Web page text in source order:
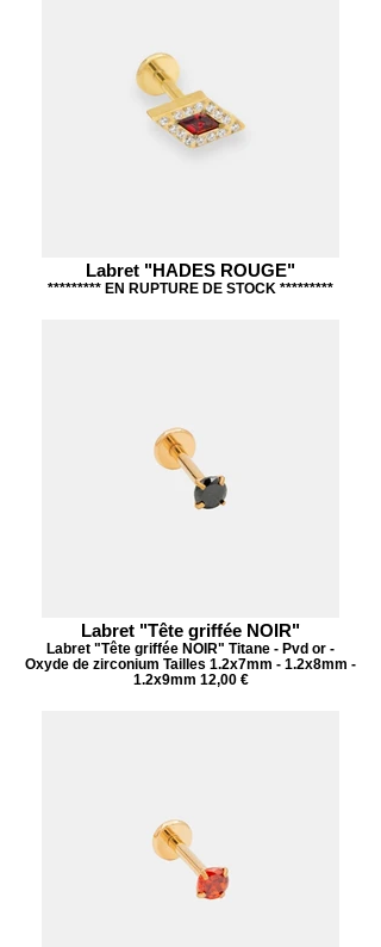
Labret "HADES ROUGE"
********* EN RUPTURE DE STOCK *********
Labret "Tête griffée NOIR"
Labret "Tête griffée NOIR" Titane - Pvd or -
Oxyde de zirconium Tailles 1.2x7mm - 1.2x8mm -
1.2x9mm 12,00 €